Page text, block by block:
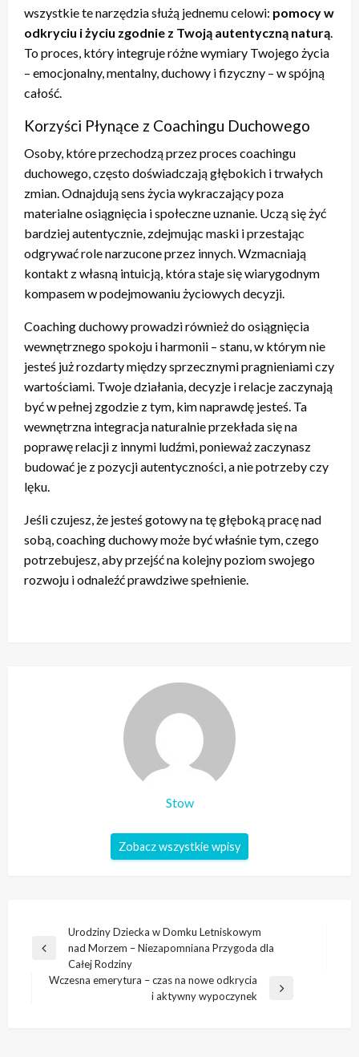
wszystkie te narzędzia służą jednemu celowi: pomocy w
odkryciu i życiu zgodnie z Twoją autentyczną naturą.
To proces, który integruje różne wymiary Twojego życia
– emocjonalny, mentalny, duchowy i fizyczny – w spójną
całość.
Korzyści Płynące z Coachingu Duchowego
Osoby, które przechodzą przez proces coachingu
duchowego, często doświadczają głębokich i trwałych
zmian. Odnajdują sens życia wykraczający poza
materialne osiągnięcia i społeczne uznanie. Uczą się żyć
bardziej autentycznie, zdejmując maski i przestając
odgrywać role narzucone przez innych. Wzmacniają
kontakt z własną intuicją, która staje się wiarygodnym
kompasem w podejmowaniu życiowych decyzji.
Coaching duchowy prowadzi również do osiągnięcia
wewnętrznego spokoju i harmonii – stanu, w którym nie
jesteś już rozdarty między sprzecznymi pragnieniami czy
wartościami. Twoje działania, decyzje i relacje zaczynają
być w pełnej zgodzie z tym, kim naprawdę jesteś. Ta
wewnętrzna integracja naturalnie przekłada się na
poprawę relacji z innymi ludźmi, ponieważ zaczynasz
budować je z pozycji autentyczności, a nie potrzeby czy
lęku.
Jeśli czujesz, że jesteś gotowy na tę głęboką pracę nad
sobą, coaching duchowy może być właśnie tym, czego
potrzebujesz, aby przejść na kolejny poziom swojego
rozwoju i odnaleźć prawdziwe spełnienie.
Stow
Zobacz wszystkie wpisy
Nawigacja
wpisu
Poprzedni
Urodziny Dziecka w Domku Letniskowym
nad Morzem – Niezapomniana Przygoda dla
Całej Rodziny
Wczesna emerytura – czas na nowe odkrycia
i aktywny wypoczynek